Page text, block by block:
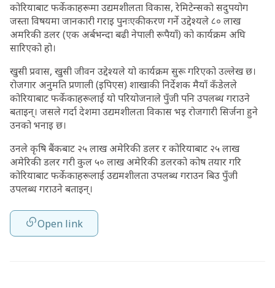
कोरियाबाट फर्केकाहरूमा उद्यमशीलता विकास, रेमिटेन्सको सदुपयोग
जस्ता विषयमा जानकारी गराइ पुनःएकीकरण गर्ने उद्देश्यले ८० लाख
अमरिकी डलर (एक अर्बभन्दा बढी नेपाली रूपैयाँ) को कार्यक्रम अघि
सारिएको हो।
खुसी प्रवास, खुसी जीवन उद्देश्यले यो कार्यक्रम सुरू गरिएको उल्लेख छ।
रोजगार अनुमति प्रणाली (इपिएस) शाखाकी निर्देशक मैयाँ कँडेलले
कोरियाबाट फर्केकाहरूलाई यो परियोजनाले पुँजी पनि उपलब्ध गराउने
बताइन्। जसले गर्दा देशमा उद्यमशीलता विकास भइ रोजगारी सिर्जना हुने
उनको भनाइ छ।
उनले कृषि बैंकबाट २५ लाख अमेरिकी डलर र कोरियाबाट २५ लाख
अमेरिकी डलर गरी कुल ५० लाख अमेरिकी डलरको कोष तयार गरि
कोरियाबाट फर्केकाहरूलाई उद्यमशीलता उपलब्ध गराउन बिउ पुँजी
उपलब्ध गराउने बताइन्।
Open link